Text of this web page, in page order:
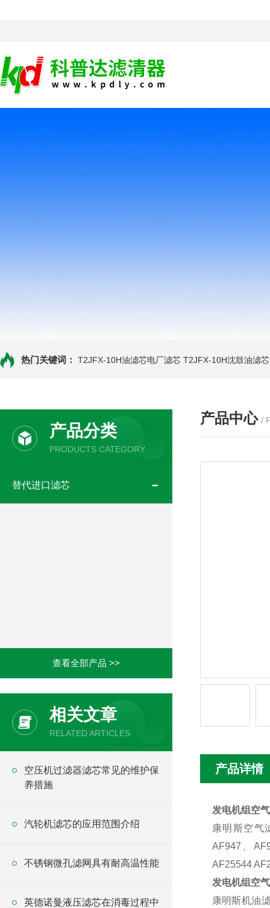
热门关键词： T2JFX-10H油滤芯电厂滤芯 T2JFX-10H沈鼓油滤芯
产品分类
PRODUCTS CATEGORY
替代进口滤芯
查看全部产品 >>
相关文章
RELATED ARTICLES
空压机过滤器滤芯常见的维护保
养措施
汽轮机滤芯的应用范围介绍
不锈钢微孔滤网具有耐高温性能
英德诺曼液压滤芯在消毒过程中
产品中心 /
产品详情
发电机组空
康明斯空气
AF947、
AF25544
发电机组空
康明斯机油